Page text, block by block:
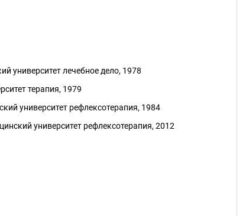
университет лечебное дело, 1978
терапия, 1979
университет рефлексотеpапия, 1984
университет рефлексотеpапия, 2012